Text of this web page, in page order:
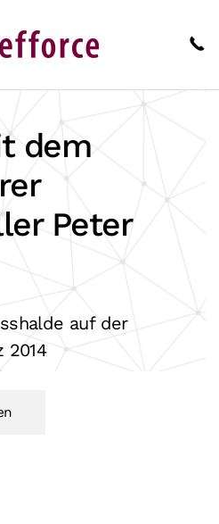
dem
Peter
auf der
2014